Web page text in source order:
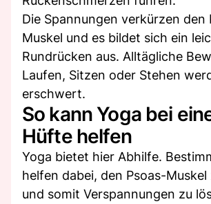
Die Spannungen verkürzen den
Muskel und es bildet sich ein
Rundrücken aus. Alltägliche
Laufen, Sitzen oder Stehen
erschwert.
So kann Yoga bei
Hüfte helfen
Yoga bietet hier Abhilfe.
helfen dabei, den Psoas-Muskel
und somit Verspannungen zu